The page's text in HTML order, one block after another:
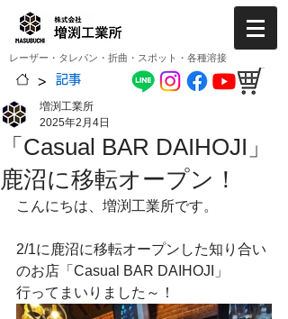
レーザー・タレパン・折曲・スポット・各種溶接
> 記事
「Casual BAR DAIHOJI」
鹿沼に移転オープン！
増渕工業所
2025年2月4日
こんにちは、増渕工業所です。
2/1に鹿沼に移転オープンした知り合い
のお店「Casual BAR DAIHOJI」
行ってまいりました～！